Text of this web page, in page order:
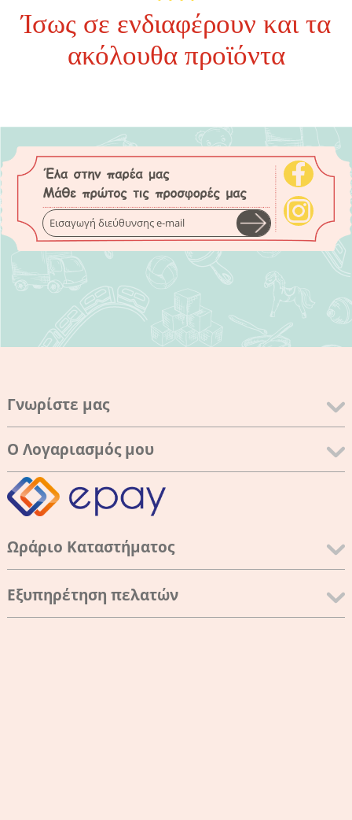
Ίσως σε ενδιαφέρουν και τα
ακόλουθα προϊόντα
Γνωρίστε μας
Ο Λογαριασμός μου
Ωράριο Καταστήματος
Εξυπηρέτηση πελατών